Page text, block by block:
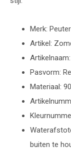
Merk:
Artikel:
Pasvorm:
Materiaal:
buiten te